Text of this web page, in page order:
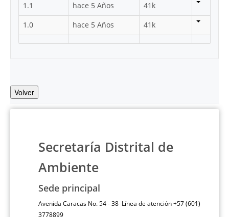
1.1
hace 5 Años
41k
1.0
hace 5 Años 41k
Volver
Secretaría Distrital de
Ambiente
Sede principal
Avenida Caracas No. 54 - 38 Línea de atención +57 (601)
3778899